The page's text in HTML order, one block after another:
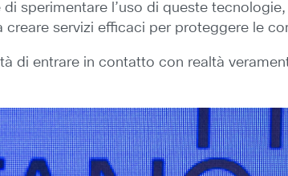
sperimentare l’uso di queste
servizi efficaci per proteggere le
di entrare in contatto con realtà